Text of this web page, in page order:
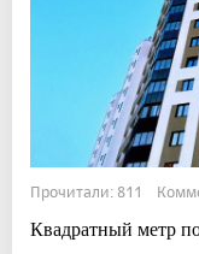
Прочитали: 811
Квадратный метр